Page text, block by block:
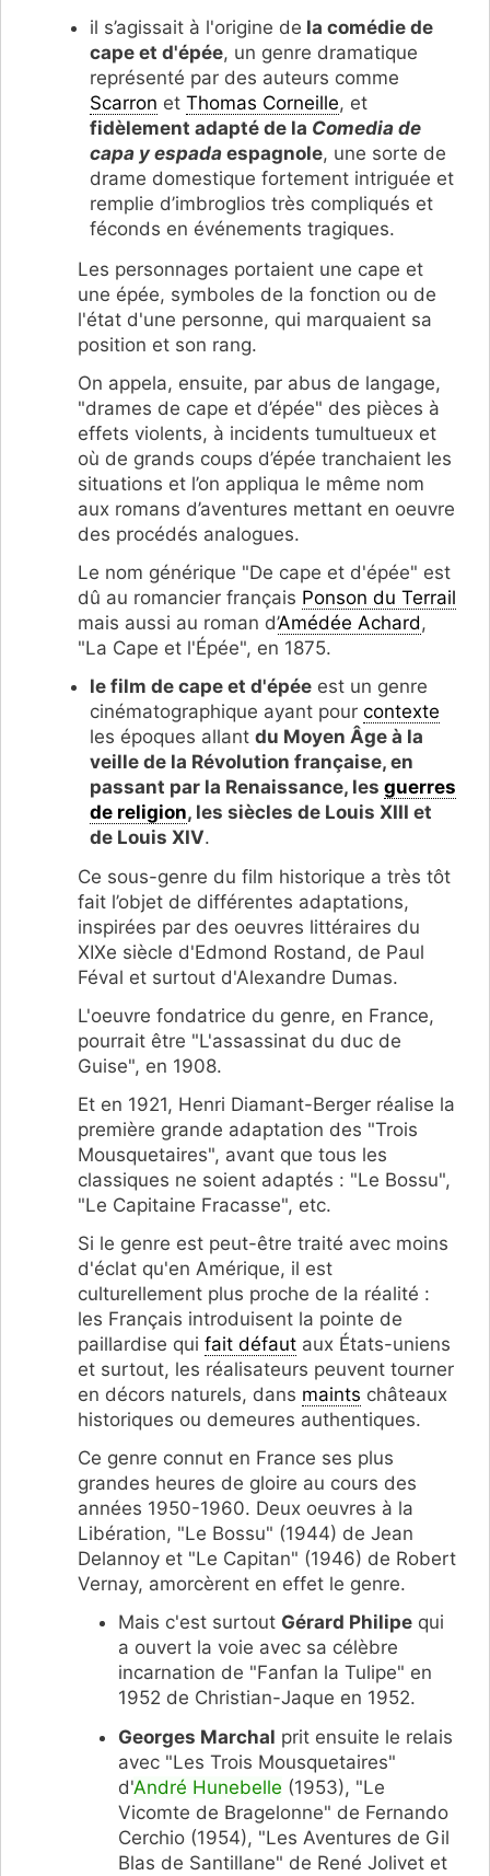
il s’agissait à l'origine de la comédie de
cape et d'épée, un genre dramatique
représenté par des auteurs comme
Scarron et Thomas Corneille, et
fidèlement adapté de la Comedia de
capa y espada espagnole, une sorte de
drame domestique fortement intriguée et
remplie d’imbroglios très compliqués et
féconds en événements tragiques.
Les personnages portaient une cape et
une épée, symboles de la fonction ou de
l'état d'une personne, qui marquaient sa
position et son rang.
On appela, ensuite, par abus de langage,
"drames de cape et d’épée" des pièces à
effets violents, à incidents tumultueux et
où de grands coups d’épée tranchaient les
situations et l’on appliqua le même nom
aux romans d’aventures mettant en oeuvre
des procédés analogues.
Le nom générique "De cape et d'épée" est
dû au romancier français Ponson du Terrail
mais aussi au roman d’Amédée Achard ,
"La Cape et l'Épée", en 1875.
le film de cape et d'épée est un genre
cinématographique ayant pour contexte
les époques allant du Moyen Âge à la
veille de la Révolution française, en
passant par la Renaissance, les guerres
de religion, les siècles de Louis XIII et
de Louis XIV.
Ce sous-genre du film historique a très tôt
fait l’objet de différentes adaptations,
inspirées par des oeuvres littéraires du
XIXe siècle d'Edmond Rostand, de Paul
Féval et surtout d'Alexandre Dumas.
L'oeuvre fondatrice du genre, en France,
pourrait être "L'assassinat du duc de
Guise", en 1908.
Et en 1921, Henri Diamant-Berger réalise la
première grande adaptation des "Trois
Mousquetaires", avant que tous les
classiques ne soient adaptés : "Le Bossu",
"Le Capitaine Fracasse", etc.
Si le genre est peut-être traité avec moins
d'éclat qu'en Amérique, il est
culturellement plus proche de la réalité :
les Français introduisent la pointe de
paillardise qui fait défaut aux États-uniens
et surtout, les réalisateurs peuvent tourner
en décors naturels, dans maints châteaux
historiques ou demeures authentiques.
Ce genre connut en France ses plus
grandes heures de gloire au cours des
années 1950-1960. Deux oeuvres à la
Libération, "Le Bossu" (1944) de Jean
Delannoy et "Le Capitan" (1946) de Robert
Vernay, amorcèrent en effet le genre.
Mais c'est surtout Gérard Philipequi
a ouvert la voie avec sa célèbre
incarnation de "Fanfan la Tulipe" en
1952 de Christian-Jaque en 1952.
Georges Marchal prit ensuite le relais
avec "Les Trois Mousquetaires"
d'André Hunebelle (1953), "Le
Vicomte de Bragelonne" de Fernando
Cerchio (1954), "Les Aventures de Gil
Blas de Santillane" de René Jolivet et